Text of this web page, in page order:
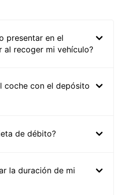
presentar en el
al recoger mi vehículo?
coche con el depósito
de débito?
la duración de mi